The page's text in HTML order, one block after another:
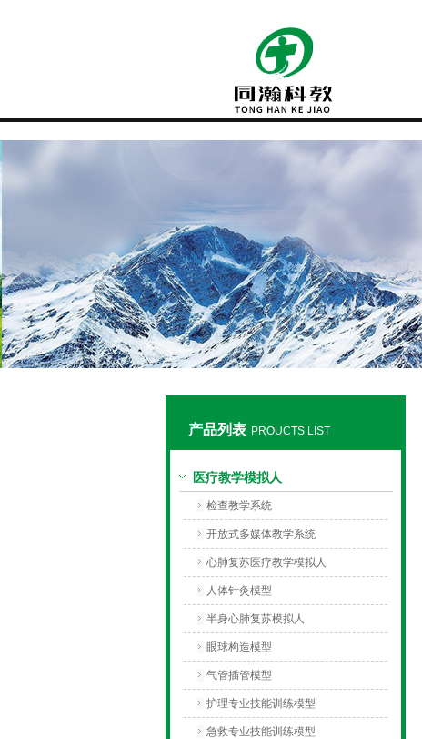
产品列表 PROUCTS LIST
医疗教学模拟人
检查教学系统
开放式多媒体教学系统
心肺复苏医疗教学模拟人
人体针灸模型
半身心肺复苏模拟人
眼球构造模型
气管插管模型
护理专业技能训练模型
急救专业技能训练模型